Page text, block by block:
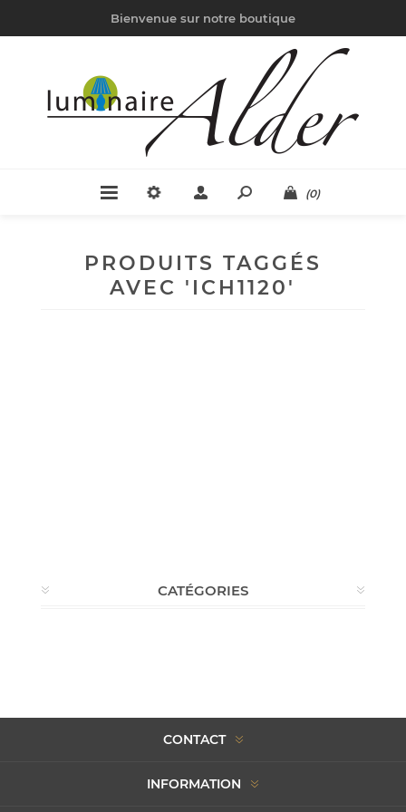
Bienvenue sur notre boutique
(0)
PRODUITS TAGGÉS
AVEC 'ICH1120'
CATÉGORIES
CONTACT
INFORMATION